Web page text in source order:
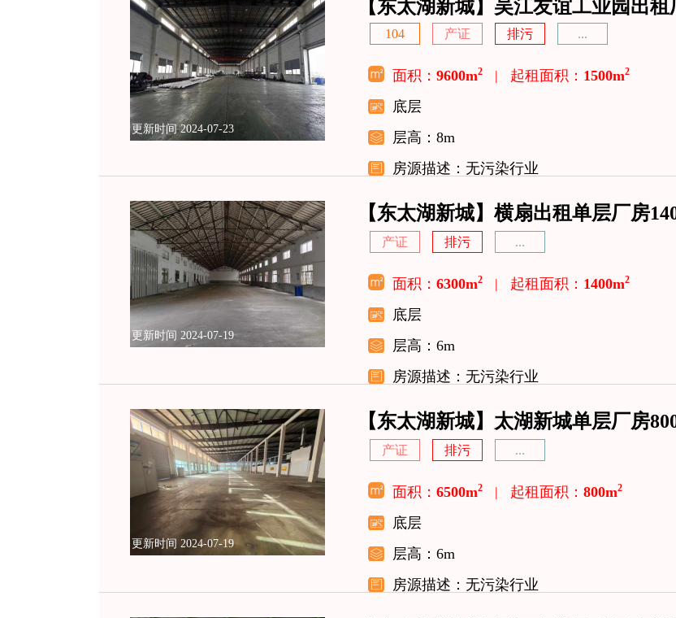
更新时间 2024-07-23
【东太湖新城】吴江友谊工业园出租
104 产证 排污 ...
面积： 9600m2 | 起租面积： 1500m2
底层
层高：8m
房源描述：无污染行业
更新时间 2024-07-19
【东太湖新城】横扇出租单层厂房
产证
排污 ...
面积： 6300m2 | 起租面积： 1400m2
底层
层高：6m
房源描述：无污染行业
更新时间 2024-07-19
【东太湖新城】太湖新城单层厂房
产证
排污 ...
面积： 6500m2 | 起租面积： 800m2
底层
层高：6m
房源描述：无污染行业